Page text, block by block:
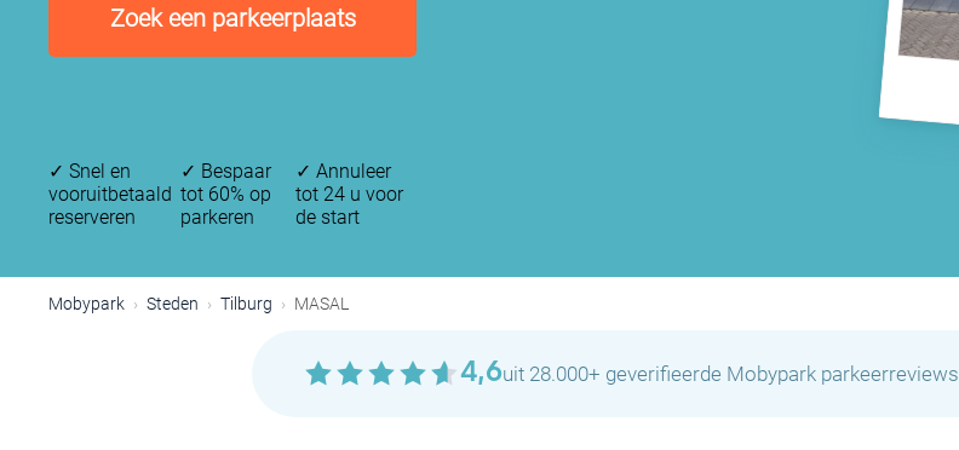
Zoek een parkeerplaats
✓ Snel en
vooruitbetaald
reserveren
✓ Bespaar
tot 60% op
parkeren
✓ Annuleer
tot 24 u voor
de start
Mobypark Steden Tilburg MASAL
4,6uit 28.000+ geverifieerde Mobypark parkeerreviews